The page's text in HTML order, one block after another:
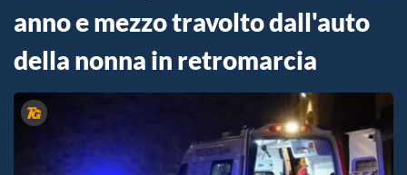
anno e mezzo travolto dall'auto
della nonna in retromarcia